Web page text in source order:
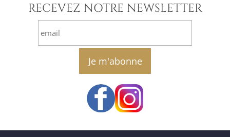
RECEVEZ NOTRE NEWSLETTER
email